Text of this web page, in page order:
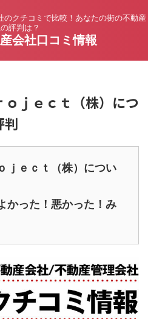
クチコミで比較！あなたの街の不動産
評判は？
会社口コミ情報
ｊｅｃｔ（株）につ
判
ｅｃｔ（株）につい
かった！悪かった！み